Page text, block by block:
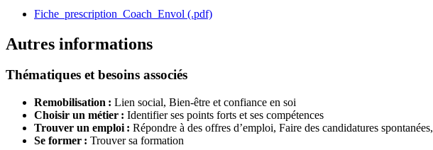
Fiche_prescription_Coach_Envol (.pdf)
Autres informations
Thématiques et besoins associés
Remobilisation : Lien social, Bien-être et confiance en soi
Choisir un métier : Identifier ses points forts et ses compétences
Trouver un emploi : Répondre à des offres d’emploi, Faire des candidatures spontanées,
Se former : Trouver sa formation